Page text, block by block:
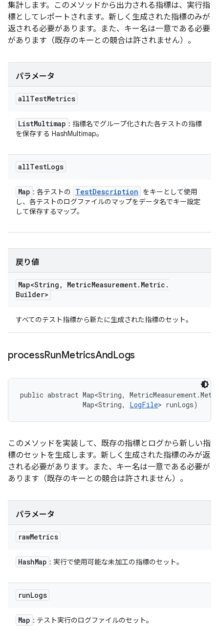
集計します。このメソッドから出力される指標は、実行指
標としてレポートされます。新しく生成された指標のみが
返される必要があります。また、キー名は一意である必要
があります（既存のキーとの競合は許されません）。
パラメータ
allTestMetrics
ListMultimap : 指標名でグループ化された各テストの指標
を保存する HashMultimap。
allTestLogs
Map : 各テストの TestDescription
をキーとして使用
し、各テストのログファイルのマップをデータ名でキー設定
して保存するマップ。
戻り値
Map<String , MetricMeasurement. Metric .
Builder>
すべてのテスト指標から新たに生成された指標のセット。
processRunMetricsAndLogs
public abstract Map<String,
                Map<String,
LogFile> runLogs)
このメソッドを実装して、既存の指標とログから新しい指
標のセットを生成します。新しく生成された指標のみが返
される必要があります。また、キー名は一意である必要が
あります（既存のキーとの競合は許されません）。
パラメータ
rawMetrics
HashMap : 実行で使用可能な未加工の指標のセット。
runLogs
Map : テスト実行のログファイルのセット。